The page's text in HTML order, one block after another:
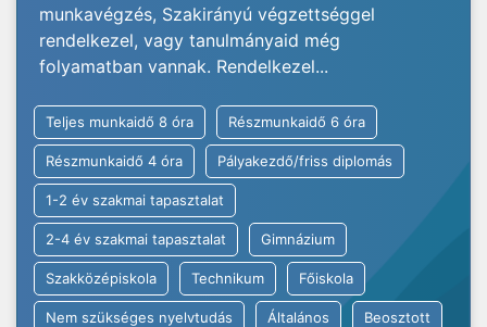
munkavégzés, Szakirányú végzettséggel
rendelkezel, vagy tanulmányaid még
folyamatban vannak. Rendelkezel...
Teljes munkaidő 8 óra Részmunkaidő 6 óra
Részmunkaidő 4 óra Pályakezdő/friss diplomás
1-2 év szakmai tapasztalat
2-4 év szakmai tapasztalat Gimnázium
Szakközépiskola Technikum Főiskola
Nem szükséges nyelvtudás Általános Beosztott